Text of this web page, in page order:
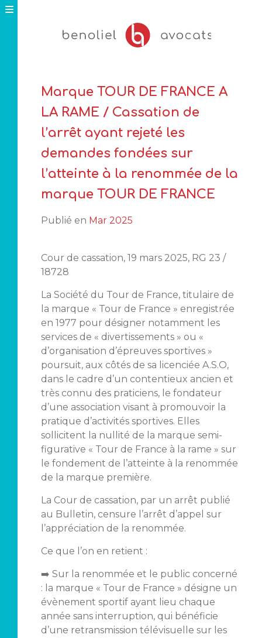
Marque TOUR DE FRANCE A
LA RAME / Cassation de
l’arrêt ayant rejeté les
demandes fondées sur
l’atteinte à la renommée de la
marque TOUR DE FRANCE
Publié en Mar 2025
Cour de cassation, 19 mars 2025, RG 23 /
18728
La Société du Tour de France, titulaire de
la marque « Tour de France » enregistrée
en 1977 pour désigner notamment les
services de « divertissements » ou «
d’organisation d’épreuves sportives »
poursuit, aux côtés de sa licenciée A.S.O,
dans le cadre d’un contentieux ancien et
très connu des praticiens, le fondateur
d’une association visant à promouvoir la
pratique d’activités sportives. Elles
sollicitent la nullité de la marque semi-
figurative « Tour de France à la rame » sur
le fondement de l’atteinte à la renommée
de la marque première.
La Cour de cassation, par un arrêt publié
au Bulletin, censure l’arrêt d’appel sur
l’appréciation de la renommée.
Ce que l’on en retient :
➡️ Sur la renommée et le public concerné
: la marque « Tour de France » désigne un
évènement sportif ayant lieu chaque
année sans interruption, qui bénéficie
d’une retransmission télévisuelle sur les